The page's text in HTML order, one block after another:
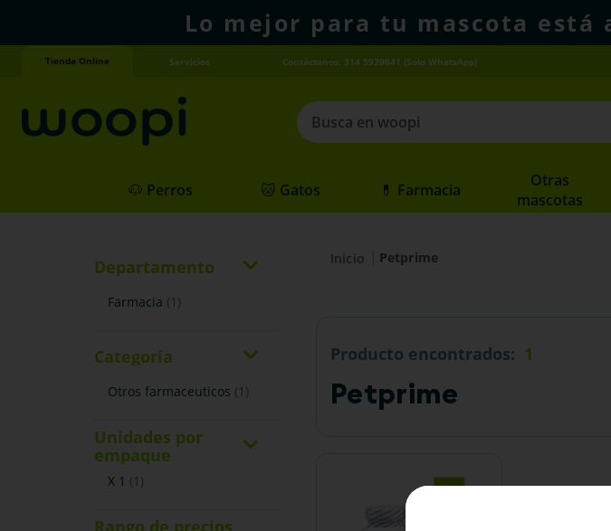
Lo mejor para tu mascota está
Tienda Online Servicios Contáctanos: 314 5929641 (Solo WhatsApp)
Busca en woopi
1
agility gold
nexgard
🐶 Perros 🐱 Gatos 💊 Farmacia
Otras
mascotas
Departamento
farmacia (1 )
Categoría
otros farmaceuticos (1 )
Unidades por
empaque
x 1 (1 )
Petprime
1
Producto
Petprime